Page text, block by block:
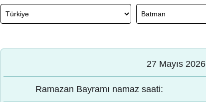
27 Mayıs 2026
Ramazan Bayramı namaz saati: